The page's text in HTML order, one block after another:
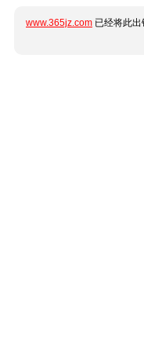
www.365jz.com 已经将此